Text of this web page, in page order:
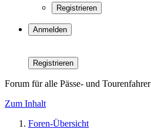
Registrieren
Anmelden
Registrieren
Forum für alle Pässe- und Tourenfahrer
Zum Inhalt
Foren-Übersicht